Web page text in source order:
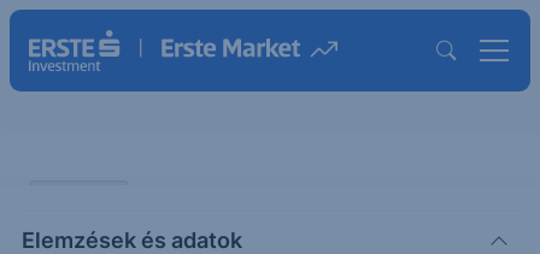
Elemzések és adatok